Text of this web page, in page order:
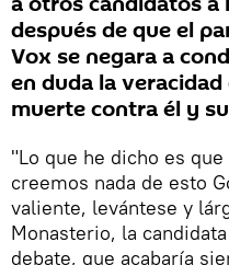
después de que el
Vox se negara a
en duda la
muerte contra él y
"Lo que he dicho es
creemos nada de esto
valiente, levántese y
Monasterio, la
debate, que acabaría